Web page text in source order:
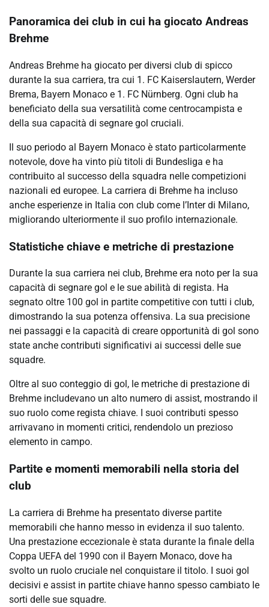
Panoramica dei club in cui ha giocato Andreas
Brehme
Andreas Brehme ha giocato per diversi club di spicco
durante la sua carriera, tra cui 1. FC Kaiserslautern, Werder
Brema, Bayern Monaco e 1. FC Nürnberg. Ogni club ha
beneficiato della sua versatilità come centrocampista e
della sua capacità di segnare gol cruciali.
Il suo periodo al Bayern Monaco è stato particolarmente
notevole, dove ha vinto più titoli di Bundesliga e ha
contribuito al successo della squadra nelle competizioni
nazionali ed europee. La carriera di Brehme ha incluso
anche esperienze in Italia con club come l’Inter di Milano,
migliorando ulteriormente il suo profilo internazionale.
Statistiche chiave e metriche di prestazione
Durante la sua carriera nei club, Brehme era noto per la sua
capacità di segnare gol e le sue abilità di regista. Ha
segnato oltre 100 gol in partite competitive con tutti i club,
dimostrando la sua potenza offensiva. La sua precisione
nei passaggi e la capacità di creare opportunità di gol sono
state anche contributi significativi ai successi delle sue
squadre.
Oltre al suo conteggio di gol, le metriche di prestazione di
Brehme includevano un alto numero di assist, mostrando il
suo ruolo come regista chiave. I suoi contributi spesso
arrivavano in momenti critici, rendendolo un prezioso
elemento in campo.
Partite e momenti memorabili nella storia del
club
La carriera di Brehme ha presentato diverse partite
memorabili che hanno messo in evidenza il suo talento.
Una prestazione eccezionale è stata durante la finale della
Coppa UEFA del 1990 con il Bayern Monaco, dove ha
svolto un ruolo cruciale nel conquistare il titolo. I suoi gol
decisivi e assist in partite chiave hanno spesso cambiato le
sorti delle sue squadre.